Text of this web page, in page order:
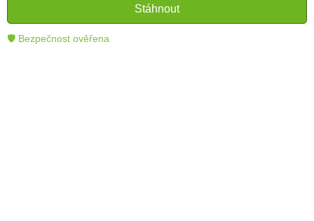
moderní technologie.
Stáhnout
🛡 Bezpečnost ověřena